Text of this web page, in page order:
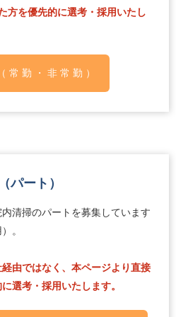
方を優先的に選考・採用いたし
常勤・非常勤）
パート）
清掃のパートを募集しています
。
由ではなく、本ページより直接
選考・採用いたします。